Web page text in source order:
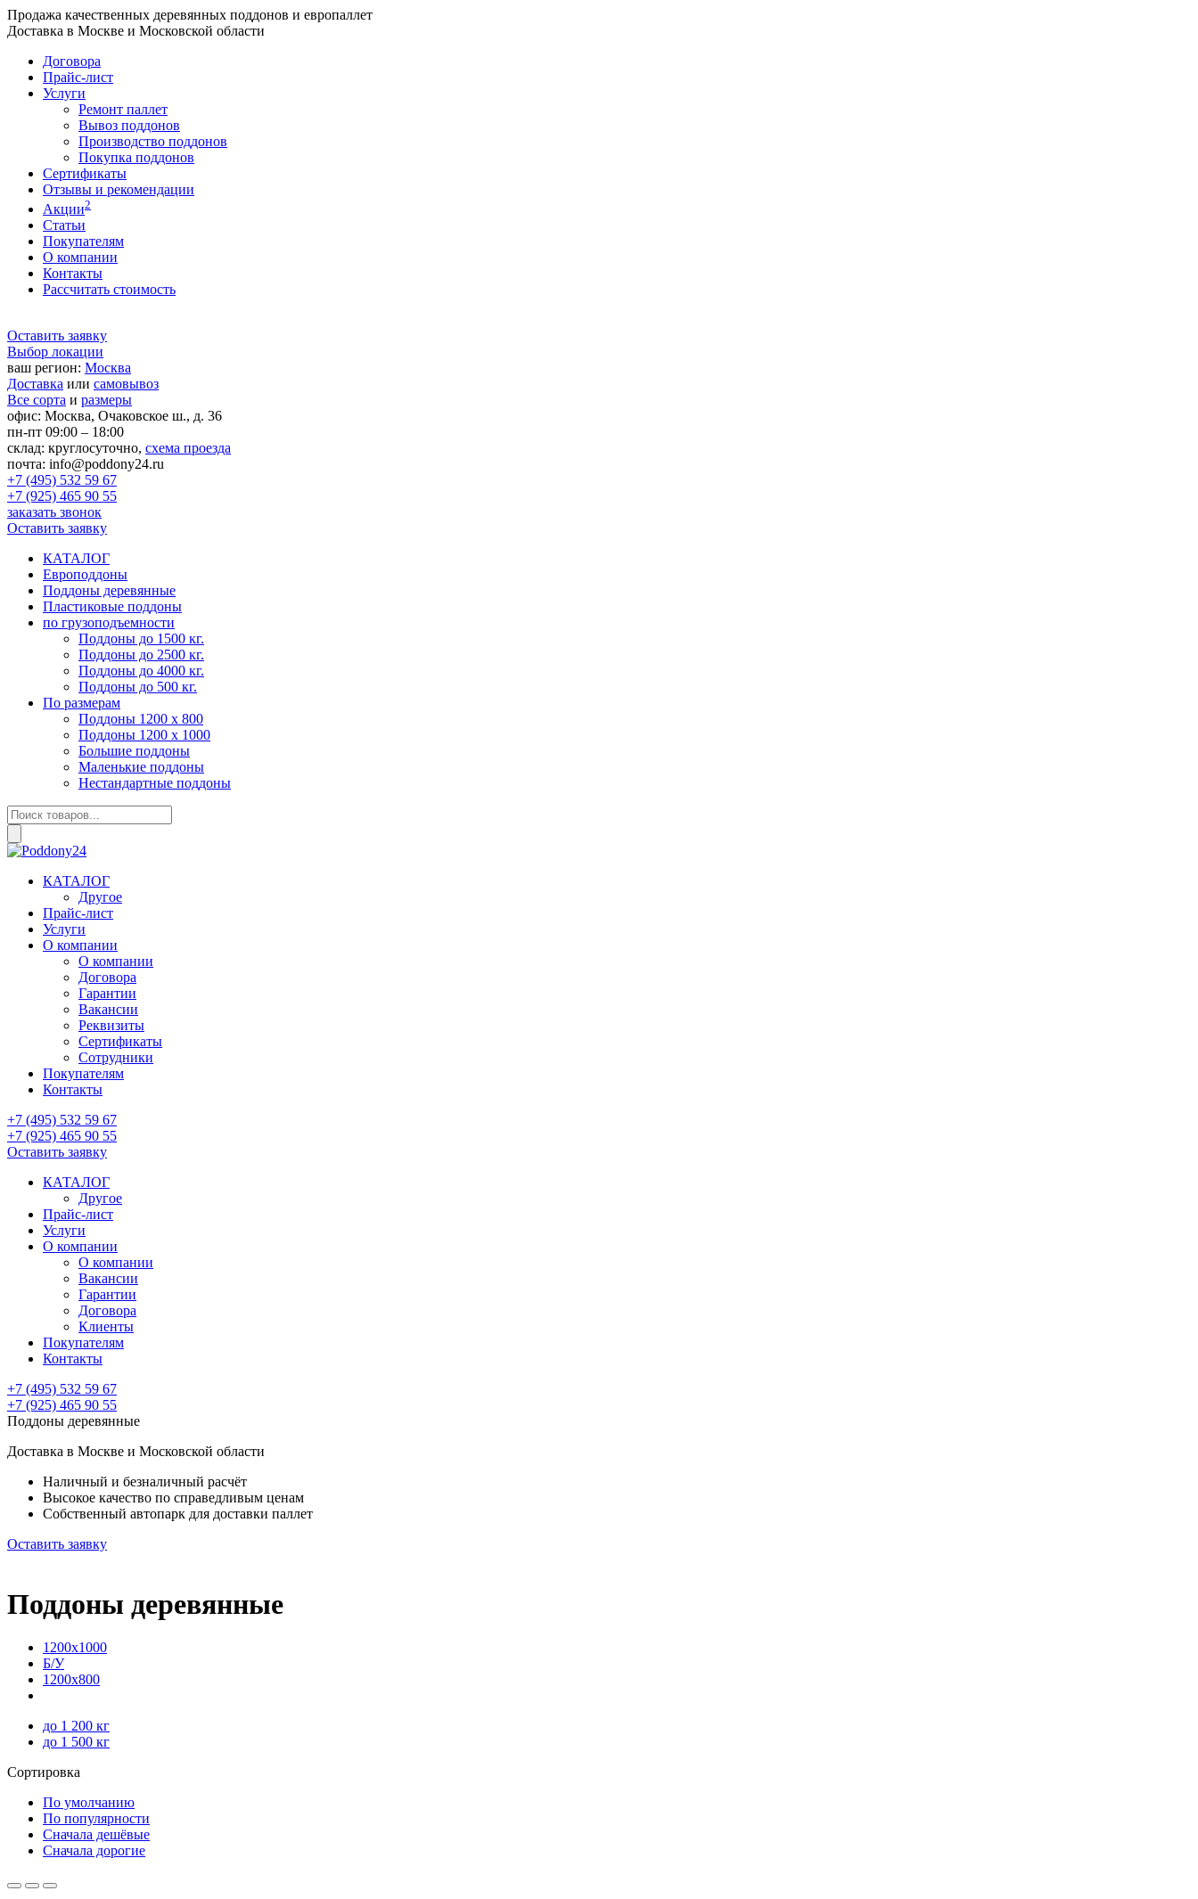
Продажа качественных деревянных поддонов и европаллет
Доставка в Москве и Московской области
Договора
Прайс-лист
Услуги
Ремонт паллет
Вывоз поддонов
Производство поддонов
Покупка поддонов
Сертификаты
Отзывы и рекомендации
Акции2
Статьи
Покупателям
О компании
Контакты
Рассчитать стоимость
Оставить заявку
Выбор локации
ваш регион: Москва
Доставка или самовывоз
Все сорта и размеры
офис: Москва, Очаковское ш., д. 36
пн-пт 09:00 – 18:00
склад: круглосуточно, схема проезда
почта: info@poddony24.ru
+7 (495) 532 59 67
+7 (925) 465 90 55
заказать звонок
Оставить заявку
КАТАЛОГ
Европоддоны
Поддоны деревянные
Пластиковые поддоны
по грузоподъемности
Поддоны до 1500 кг.
Поддоны до 2500 кг.
Поддоны до 4000 кг.
Поддоны до 500 кг.
По размерам
Поддоны 1200 х 800
Поддоны 1200 х 1000
Большие поддоны
Маленькие поддоны
Нестандартные поддоны
Поиск
товаров
КАТАЛОГ
Другое
Прайс-лист
Услуги
О компании
О компании
Договора
Гарантии
Вакансии
Реквизиты
Сертификаты
Сотрудники
Покупателям
Контакты
+7 (495) 532 59 67
+7 (925) 465 90 55
Оставить заявку
КАТАЛОГ
Другое
Прайс-лист
Услуги
О компании
О компании
Вакансии
Гарантии
Договора
Клиенты
Покупателям
Контакты
+7 (495) 532 59 67
+7 (925) 465 90 55
Поддоны деревянные
Доставка в Москве и Московской области
Наличный и безналичный расчёт
Высокое качество по справедливым ценам
Собственный автопарк для доставки паллет
Оставить заявку
Поддоны деревянные
1200х1000
Б/У
1200х800
до 1 200 кг
до 1 500 кг
Сортировка
По умолчанию
По популярности
Сначала дешёвые
Сначала дорогие